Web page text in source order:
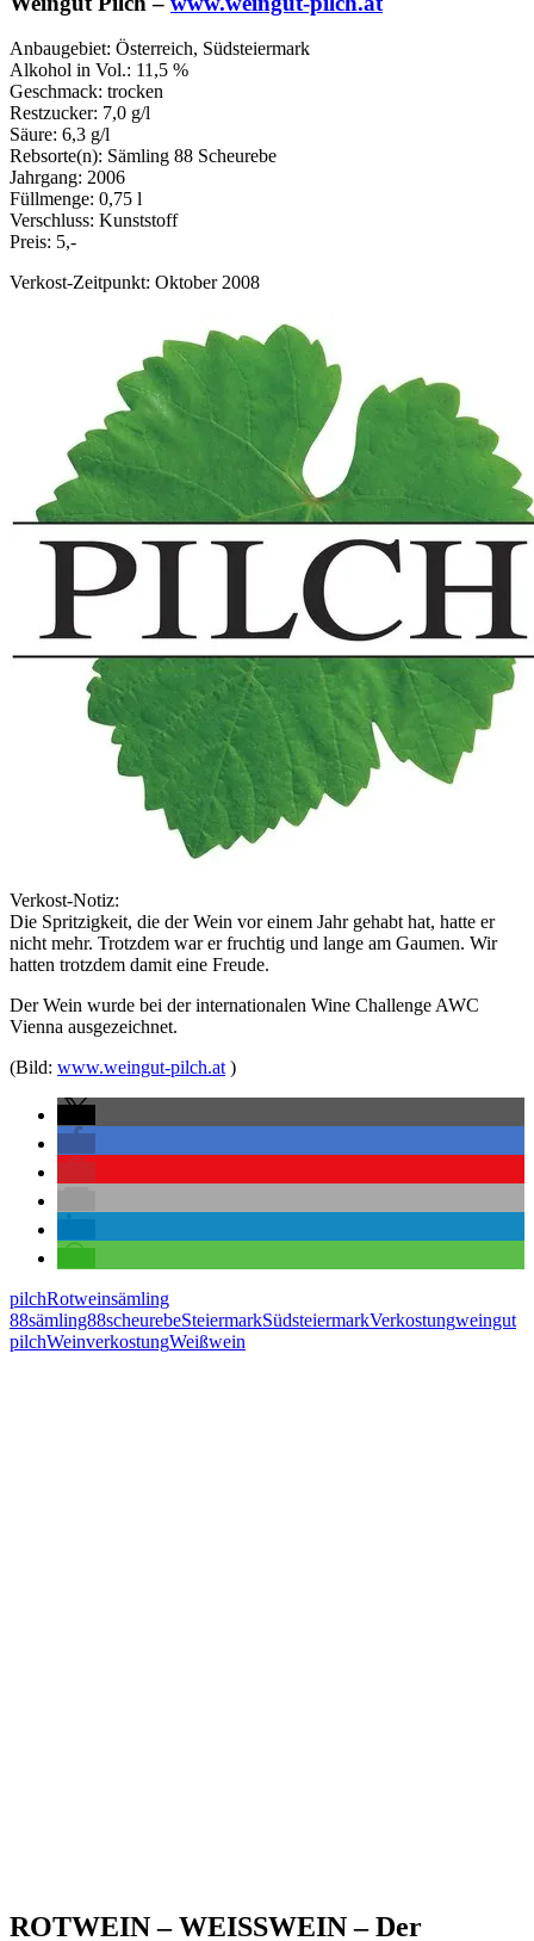
Anbaugebiet: Österreich, Südsteiermark
Alkohol in Vol.: 11,5 %
Geschmack: trocken
Restzucker: 7,0 g/l
Säure: 6,3 g/l
Rebsorte(n): Sämling 88 Scheurebe
Jahrgang: 2006
Füllmenge: 0,75 l
Verschluss: Kunststoff
Preis: 5,-
Verkost-Zeitpunkt: Oktober 2008
Verkost-Notiz:
Die Spritzigkeit, die der Wein vor einem Jahr gehabt hat, hatte er
nicht mehr. Trotzdem war er fruchtig und lange am Gaumen. Wir
hatten trotzdem damit eine Freude.
Der Wein wurde bei der internationalen Wine Challenge AWC
Vienna ausgezeichnet.
(Bild: www.weingut-pilch.at )
pilchRotweinsämling
88sämling88scheurebeSteiermarkSüdsteiermarkVerkostungweingut
pilchWeinverkostungWeißwein
ROTWEIN – WEISSWEIN – Der